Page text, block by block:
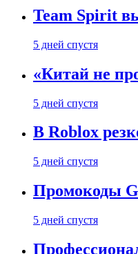
Team Spirit
5 дней спустя
«Китай не
5 дней спустя
В Roblox
5 дней спустя
Промокоды
5 дней спустя